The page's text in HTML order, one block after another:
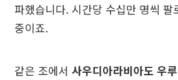
파했습니다. 시간당 수십만 명씩 팔
중이죠.
같은 조에서 사우디아라비아도 우